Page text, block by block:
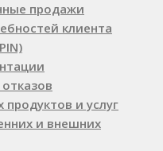
продажи
клиента
и услуг
и внешних